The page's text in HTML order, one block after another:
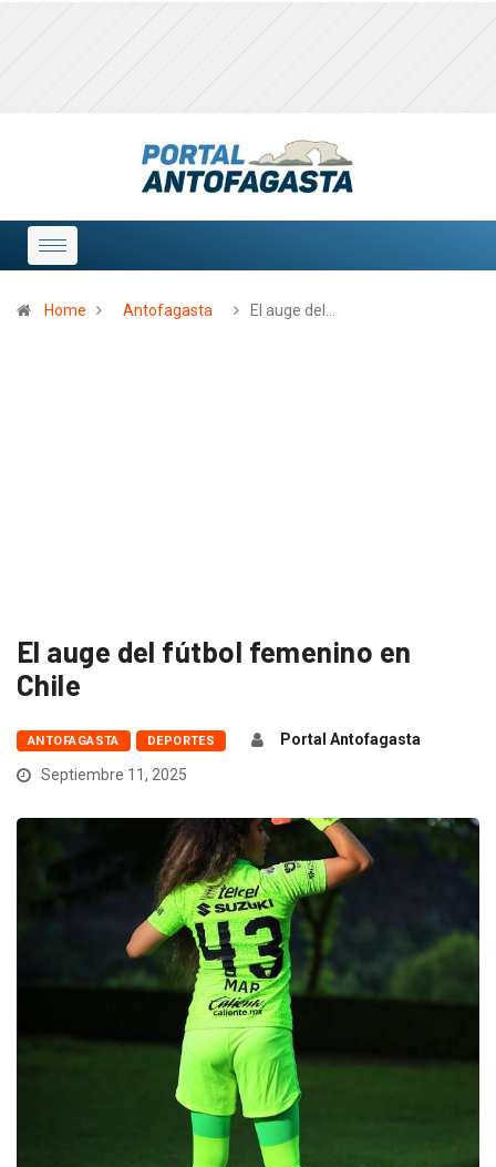
Home Antofagasta El auge del…
El auge del fútbol femenino en
Chile
ANTOFAGASTA DEPORTES
Portal Antofagasta
Septiembre 11, 2025